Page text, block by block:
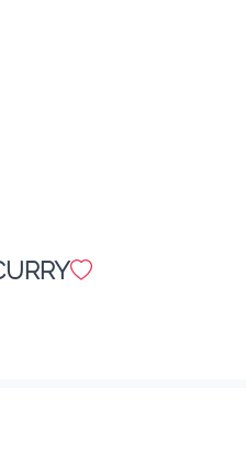
2 personnes